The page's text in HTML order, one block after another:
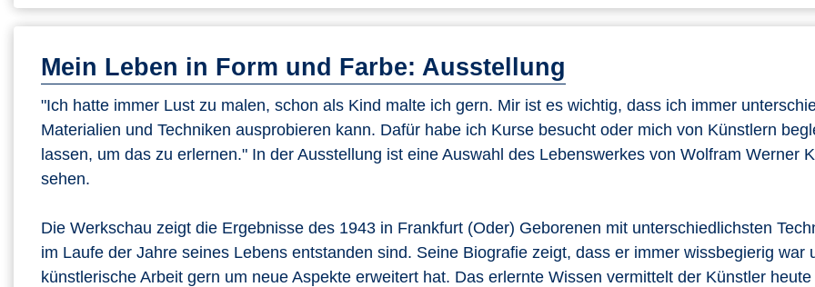
Mein Leben in Form und Farbe: Ausstellung
"Ich hatte immer Lust zu malen, schon als Kind malte ich gern. Mir ist es wichtig, dass ich immer
Materialien und Techniken ausprobieren kann. Dafür habe ich Kurse besucht oder mich von Künstlern
lassen, um das zu erlernen." In der Ausstellung ist eine Auswahl des Lebenswerkes von Wolfram Werner
sehen.
Die Werkschau zeigt die Ergebnisse des 1943 in Frankfurt (Oder) Geborenen mit unterschiedlichsten
im Laufe der Jahre seines Lebens entstanden sind. Seine Biografie zeigt, dass er immer wissbegierig war
künstlerische Arbeit gern um neue Aspekte erweitert hat. Das erlernte Wissen vermittelt der Künstler